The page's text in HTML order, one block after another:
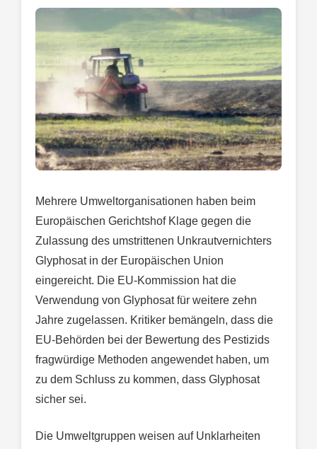
Mehrere Umweltorganisationen haben beim
Europäischen Gerichtshof Klage gegen die
Zulassung des umstrittenen Unkrautvernichters
Glyphosat in der Europäischen Union
eingereicht. Die EU-Kommission hat die
Verwendung von Glyphosat für weitere zehn
Jahre zugelassen. Kritiker bemängeln, dass die
EU-Behörden bei der Bewertung des Pestizids
fragwürdige Methoden angewendet haben, um
zu dem Schluss zu kommen, dass Glyphosat
sicher sei.
Die Umweltgruppen weisen auf Unklarheiten